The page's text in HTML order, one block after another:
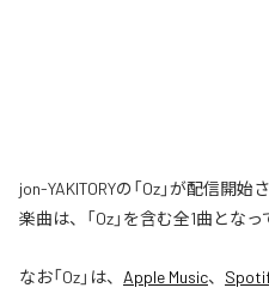
jon-YAKITORYの「Oz」が配信開
楽曲は、「Oz」を含む全1曲となっ
なお「Oz」は、 Apple Music、